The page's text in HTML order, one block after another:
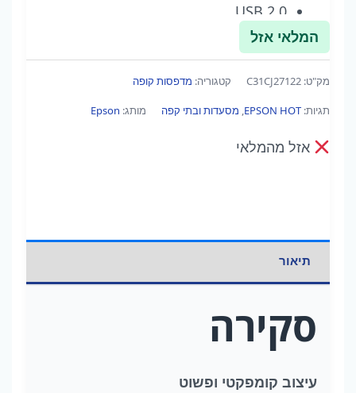
USB 2.0
USB 2.0-A
שליפת מגירה
USB 1.0
המלאי אזל
מק"ט: C31CJ27122 קטגוריה: מדפסות קופה
תגיות: EPSON HOT
, מסעדות ובתי קפה מותג: Epson
אזל מהמלאי
תיאור
סקירה
עיצוב קומפקטי ופשוט